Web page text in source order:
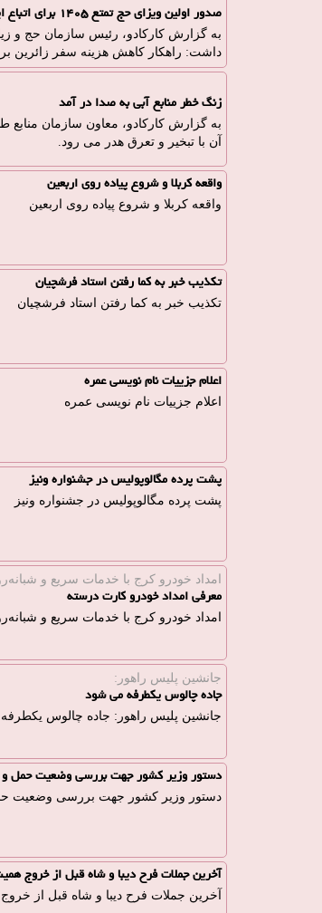
صدور اولین ویزای حج تمتع ۱۴۰۵ برای اتباع ایرانی
داشت: راهکار کاهش هزینه سفر زائرین
زنگ خطر منابع آبی به صدا در آمد
آن با تبخیر و تعرق هدر می رود.
واقعه کربلا و شروع پیاده روی اربعین
واقعه کربلا و شروع پیاده روی اربعین
تکذیب خبر به کما رفتن استاد فرشچیان
تکذیب خبر به کما رفتن استاد فرشچیان
اعلام جزییات نام نویسی عمره
اعلام جزییات نام نویسی عمره
پشت پرده مگالوپولیس در جشنواره ونیز
پشت پرده مگالوپولیس در جشنواره ونیز
امداد خودرو کرج با خدمات سریع و
معرفی امداد خودرو کارت درسته
امداد خودرو کرج با خدمات سریع و
جانشین پلیس راهور:
جاده چالوس یکطرفه می شود
جانشین پلیس راهور: جاده چالوس
دستور وزیر کشور جهت بررسی وضعیت حمل و
دستور وزیر کشور جهت بررسی وضعیت
آخرین جملات فرح دیبا و شاه قبل از خروج
آخرین جملات فرح دیبا و شاه قبل از